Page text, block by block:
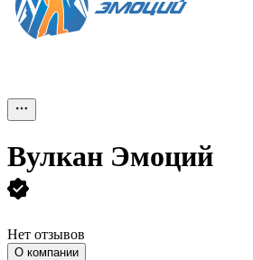
Вулкан Эмоций
Нет отзывов
О компании